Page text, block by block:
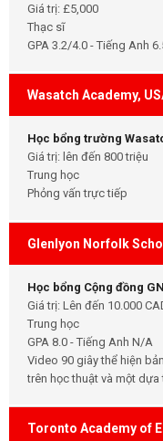
Giá trị: £5,000
Thạc sĩ
GPA 3.2/4.0 - Tiếng Anh
Wasatch Academy,
Học bổng trường
Giá trị: lên đến 800 triệu
Trung học
Phỏng vấn trực tiếp
Glenlyon Norfolk
Học bổng Cộng đồng
Giá trị: Lên đến 10.000
Trung học
GPA 8.0 - Tiếng Anh N/A
Video 90 giây thể hiện
trên học thuật và một dựa
Toronto Academy of